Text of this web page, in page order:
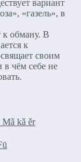
вариант
«газель», в
к обману. В
к
своим
в чём себе не
kǎ ěr